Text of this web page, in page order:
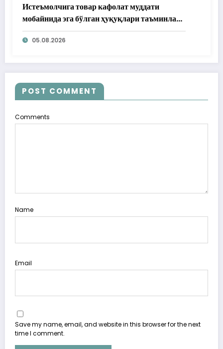
Истеъмолчига товар кафолат муддати
мобайнида эга бўлган ҳуқуқлари таъминлаб
берилди
05.08.2026
POST COMMENT
Comments
Name
Email
Save my name, email, and website in this browser for the next
time I comment.